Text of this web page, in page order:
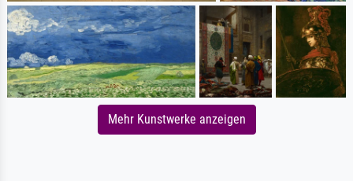
Mehr Kunstwerke anzeigen